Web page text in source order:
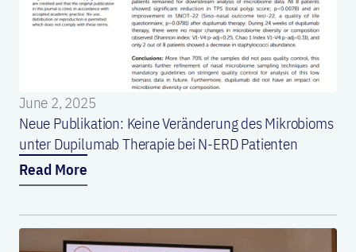
June 2, 2025
Neue Publikation: Keine Veränderung des Mikrobioms
unter Dupilumab Therapie bei N-ERD Patienten
Read More